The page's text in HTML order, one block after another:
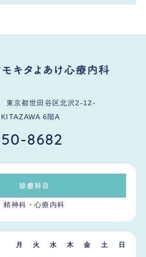
東京都世田谷区北沢2-12-
6階A
8682
診療科目
精神科・心療内科
月 火 水 木 金 土 日